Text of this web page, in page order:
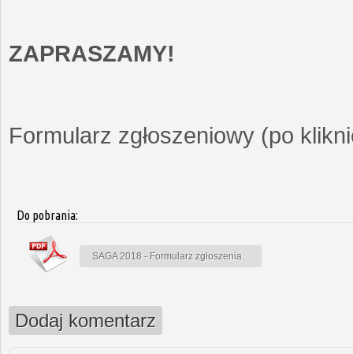
ZAPRASZAMY!
Formularz zgłoszeniowy (po
Do pobrania:
SAGA 2018 - Formularz zgłoszenia
Dodaj komentarz